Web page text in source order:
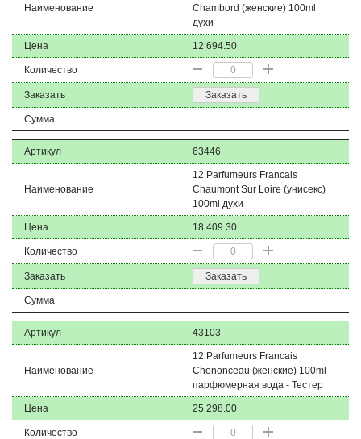
Наименование
Chambord (женские) 100ml
духи
Цена 12 694.50
Количество
Заказать Заказать
Сумма
Артикул 63446
Наименование
12 Parfumeurs Francais
Chaumont Sur Loire (унисекс)
100ml духи
Цена 18 409.30
Количество
Заказать Заказать
Сумма
Артикул 43103
Наименование
12 Parfumeurs Francais
Chenonceau (женские) 100ml
парфюмерная вода - Тестер
Цена 25 298.00
Количество